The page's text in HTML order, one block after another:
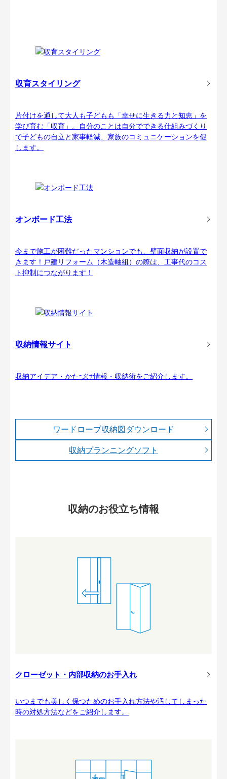
収育スタイリング
片付けを通して大人も子どもも「幸せに生きる力と知恵」を
学び育む「収育」。自分のことは自分でできる仕組みづくり
で子どもの自立と家事軽減、家族のコミュニケーションを促
します。
オンボード工法
今まで施工が困難だったマンションでも、壁面収納が設置で
きます！戸建リフォーム（木造軸組）の際は、工事代のコス
ト抑制につながります！
収納情報サイト
収納アイデア・かたづけ情報・収納術をご紹介します。
ワードローブ収納図ダウンロード
収納プランニングソフト
収納のお役立ち情報
クローゼット・内部収納のお手入れ
いつまでも美しく保つためのお手入れ方法や汚してしまった
時の対処方法などをご紹介します。